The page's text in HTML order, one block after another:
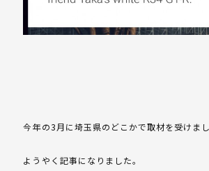
今年の3月に埼玉県のどこかで取材を受けまし
ようやく記事になりました。